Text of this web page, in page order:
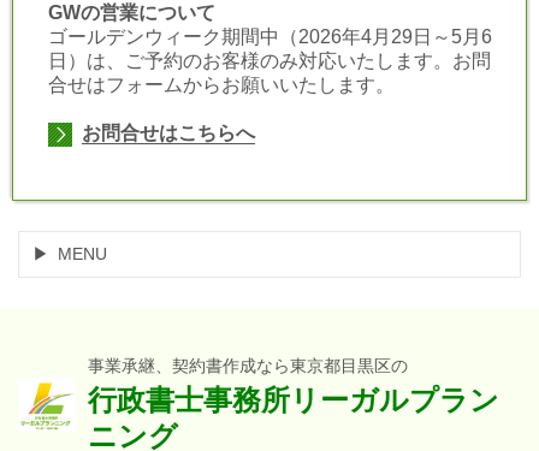
GWの営業について
ゴールデンウィーク期間中（2026年4月29日～5月6
日）は、ご予約のお客様のみ対応いたします。お問
合せはフォームからお願いいたします。
お問合せはこちらへ
MENU
事業承継、契約書作成なら東京都目黒区の
行政書士事務所リーガルプラン
ニング